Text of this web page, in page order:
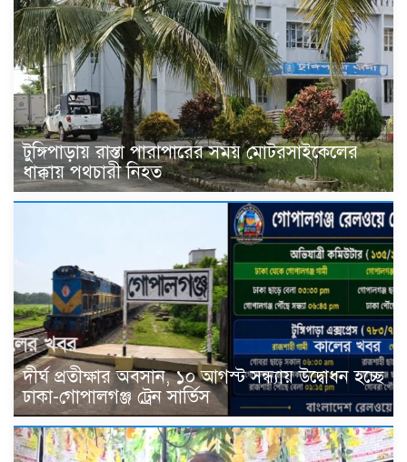
টুঙ্গিপাড়ায় রাস্তা পারাপারের সময় মোটরসাইকেলের
ধাক্কায় পথচারী নিহত
দীর্ঘ প্রতীক্ষার অবসান, ১০ আগস্ট সন্ধ্যায় উদ্বোধন হচ্ছে
ঢাকা-গোপালগঞ্জ ট্রেন সার্ভিস